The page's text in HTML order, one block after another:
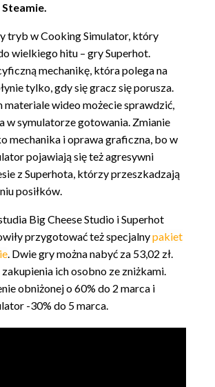
tryb w Cooking Simulator, który
wielkiego hitu – gry Superhot.
mechanikę, która polega na
tylko, gdy się gracz się porusza.
materiale wideo możecie sprawdzić,
w symulatorze gotowania. Zmianie
mechanika i oprawa graficzna, bo w
pojawiają się też agresywni
z Superhota, którzy przeszkadzają
posiłków.
Big Cheese Studio i Superhot
przygotować też specjalnypakiet
. Dwie gry można nabyć za 53,02 zł.
ich osobno ze zniżkami.
obniżonej o 60% do 2 marca i
-30% do 5 marca.